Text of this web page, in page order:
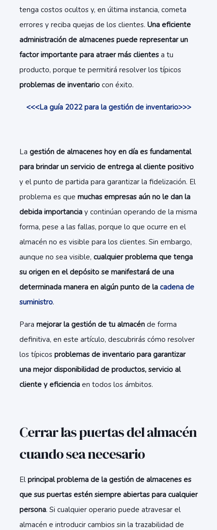
tenga costos ocultos y, en última instancia, cometa
errores y reciba quejas de los clientes. Una eficiente
administración de almacenes puede representar un
factor importante para atraer más clientes a tu
producto, porque te permitirá resolver los típicos
problemas de inventario con éxito.
<<<La guía 2022 para la gestión de inventario>>>
La gestión de almacenes hoy en día es fundamental
para brindar un servicio de entrega al cliente positivo
y el punto de partida para garantizar la fidelización. El
problema es que muchas empresas aún no le dan la
debida importancia y continúan operando de la misma
forma, pese a las fallas, porque lo que ocurre en el
almacén no es visible para los clientes. Sin embargo,
aunque no sea visible, cualquier problema que tenga
su origen en el depósito se manifestará de una
determinada manera en algún punto de la cadena de
suministro.
Para mejorar la gestión de tu almacén de forma
definitiva, en este artículo, descubrirás cómo resolver
los típicos problemas de inventario para garantizar
una mejor disponibilidad de productos, servicio al
cliente y eficiencia en todos los ámbitos.
Cerrar las puertas del almacén
cuando sea necesario
El principal problema de la gestión de almacenes es
que sus puertas estén siempre abiertas para cualquier
persona. Si cualquier operario puede atravesar el
almacén e introducir cambios sin la trazabilidad de